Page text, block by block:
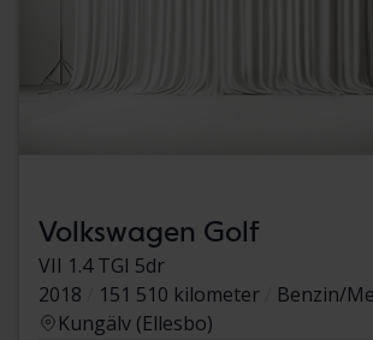
Volkswagen Golf
VII 1.4 TGI 5dr
2018
151 510 kilometer
Benzin/
Kungälv (Ellesbo)